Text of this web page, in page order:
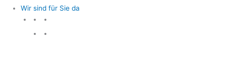
Wir sind für Sie da